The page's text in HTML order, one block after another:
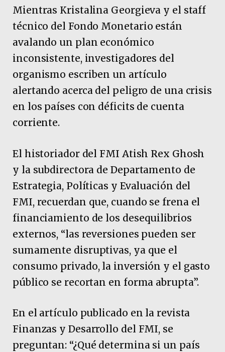
Mientras Kristalina Georgieva y el staff
técnico del Fondo Monetario están
avalando un plan económico
inconsistente, investigadores del
organismo escriben un artículo
alertando acerca del peligro de una crisis
en los países con déficits de cuenta
corriente.
El historiador del FMI Atish Rex Ghosh
y la subdirectora de Departamento de
Estrategia, Políticas y Evaluación del
FMI, recuerdan que, cuando se frena el
financiamiento de los desequilibrios
externos, “las reversiones pueden ser
sumamente disruptivas, ya que el
consumo privado, la inversión y el gasto
público se recortan en forma abrupta”.
En el artículo publicado en la revista
Finanzas y Desarrollo del FMI, se
preguntan: “¿Qué determina si un país